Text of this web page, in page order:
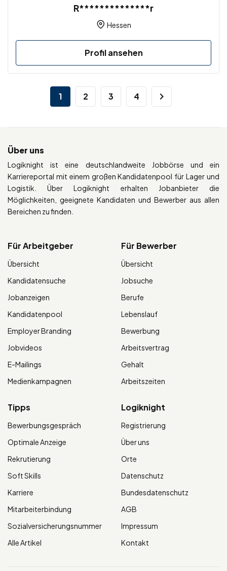
R**************r
Hessen
Profil ansehen
1 2 3 4
Über uns
Logiknight ist eine deutschlandweite Jobbörse und ein
Karriereportal mit einem großen Kandidatenpool für Lager und
Logistik. Über Logiknight erhalten Jobanbieter die
Möglichkeiten, geeignete Kandidaten und Bewerber aus allen
Bereichen zu finden.
Für Arbeitgeber
Übersicht
Kandidatensuche
Jobanzeigen
Kandidatenpool
Employer Branding
Jobvideos
E-Mailings
Medienkampagnen
Für Bewerber
Übersicht
Jobsuche
Berufe
Lebenslauf
Bewerbung
Arbeitsvertrag
Gehalt
Arbeitszeiten
Tipps
Bewerbungsgespräch
Optimale Anzeige
Rekrutierung
Soft Skills
Karriere
Mitarbeiterbindung
Sozialversicherungsnummer
Alle Artikel
Logiknight
Registrierung
Über uns
Orte
Datenschutz
Bundesdatenschutz
AGB
Impressum
Kontakt